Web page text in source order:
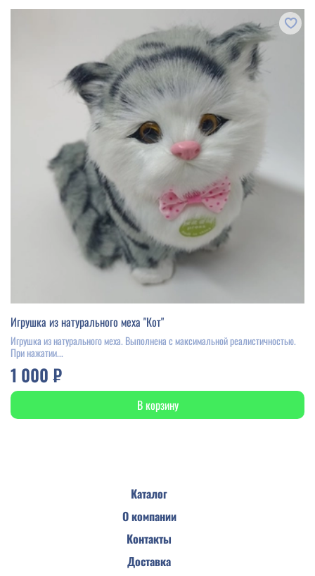
Игрушка из натурального меха "Кот"
Игрушка из натурального меха. Выполнена с максимальной реалистичностью.
При нажатии...
1 000 ₽
В корзину
Каталог
О компании
Контакты
Доставка